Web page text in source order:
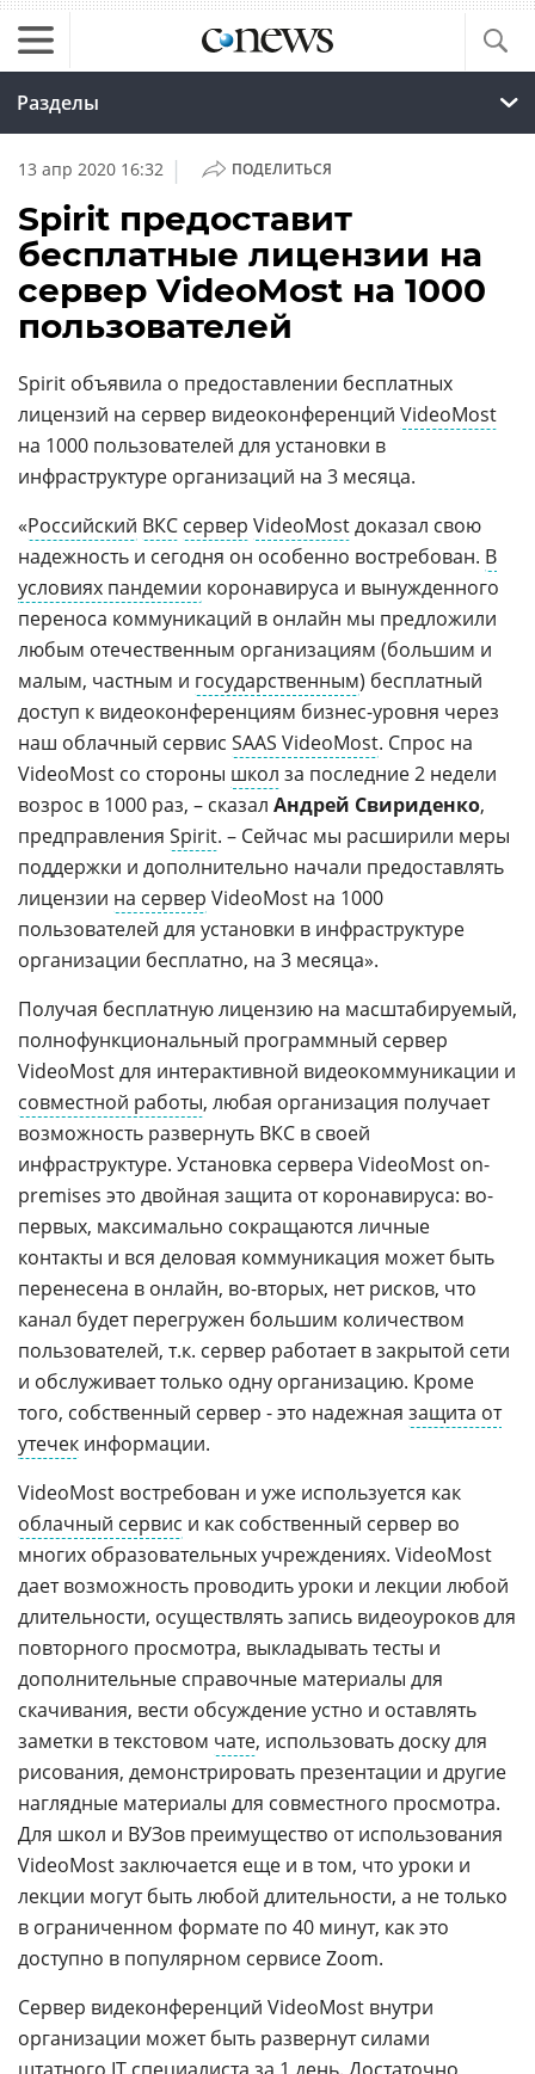
Разделы
13 апр 2020 16:32 | ПОДЕЛИТЬСЯ
Spirit предоставит
бесплатные лицензии на
сервер VideoMost на 1000
пользователей
Spirit объявила о предоставлении бесплатных
лицензий на сервер видеоконференций VideoMost
на 1000 пользователей для установки в
инфраструктуре организаций на 3 месяца.
«Российский ВКС сервер VideoMostдоказал свою
надежность и сегодня он особенно востребован. В
условиях пандемии коронавируса и вынужденного
переноса коммуникаций в онлайн мы предложили
любым отечественным организациям (большим и
малым, частным и государственным) бесплатный
доступ к видеоконференциям бизнес-уровня через
наш облачный сервис SAAS VideoMost. Спрос на
VideoMost со стороны школ за последние 2 недели
возрос в 1000 раз, – сказал Андрей Свириденко,
предправления Spirit. – Сейчас мы расширили меры
поддержки и дополнительно начали предоставлять
лицензии на сервер VideoMost на 1000
пользователей для установки в инфраструктуре
организации бесплатно, на 3 месяца».
Получая бесплатную лицензию на масштабируемый,
полнофункциональный программный сервер
VideoMost для интерактивной видеокоммуникации и
совместной работы, любая организация получает
возможность развернуть ВКС в своей
инфраструктуре. Установка сервера VideoMost on-
premises это двойная защита от коронавируса: во-
первых, максимально сокращаются личные
контакты и вся деловая коммуникация может быть
перенесена в онлайн, во-вторых, нет рисков, что
канал будет перегружен большим количеством
пользователей, т.к. сервер работает в закрытой сети
и обслуживает только одну организацию. Кроме
того, собственный сервер - это надежная защита от
утечек информации.
VideoMost востребован и уже используется как
облачный сервис и как собственный сервер во
многих образовательных учреждениях. VideoMost
дает возможность проводить уроки и лекции любой
длительности, осуществлять запись видеоуроков для
повторного просмотра, выкладывать тесты и
дополнительные справочные материалы для
скачивания, вести обсуждение устно и оставлять
заметки в текстовом чате, использовать доску для
рисования, демонстрировать презентации и другие
наглядные материалы для совместного просмотра.
Для школ и ВУЗов преимущество от использования
VideoMost заключается еще и в том, что уроки и
лекции могут быть любой длительности, а не только
в ограниченном формате по 40 минут, как это
доступно в популярном сервисе Zoom.
Сервер видеконференций VideoMost внутри
организации может быть развернут силами